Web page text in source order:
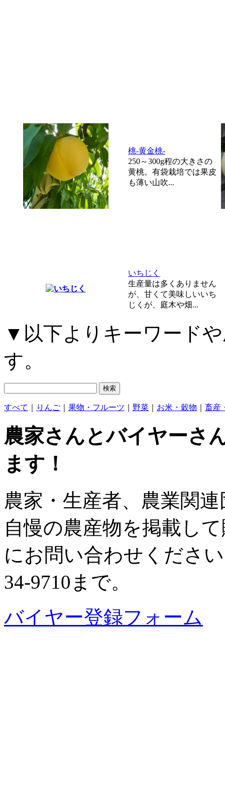
桃-黄金桃-
250～300g程の大きさの
黄桃。有袋栽培では果皮
も薄い山吹...
いちじく
生産量は多くありません
が、甘くて美味しいいち
じくが、庭木や畑...
▼以下よりキーワード
す。
すべて りんご 果物・フルーツ 野菜 お米・穀物 畜産
農家さんとバイヤーさ
ます！
農家・生産者、農業関
自慢の農産物を掲載し
にお問い合わせくださ
34-9710まで。
バイヤー登録フォーム